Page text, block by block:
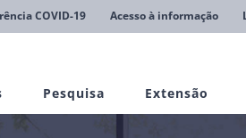
COVID-19 Acesso à informação
Pesquisa Extensão